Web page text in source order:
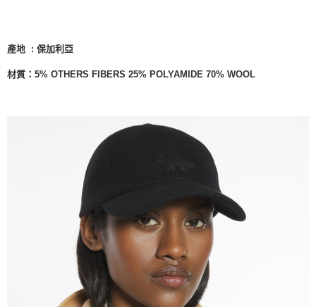
產地 : 保加利亞
材質： 5% OTHERS FIBERS 25% POLYAMIDE 70% WOOL